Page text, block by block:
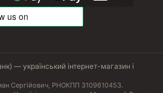
— український інтернет-магазин і
Сергійович, РНОКПП 3109610453.